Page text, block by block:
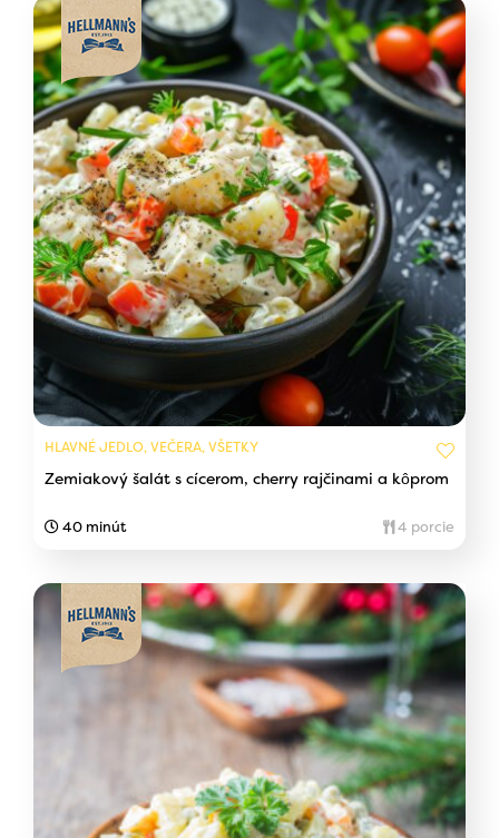
HLAVNÉ JEDLO, VEČERA, VŠETKY
Zemiakový šalát s cícerom, cherry rajčinami a kôprom
40 minút 4 porcie